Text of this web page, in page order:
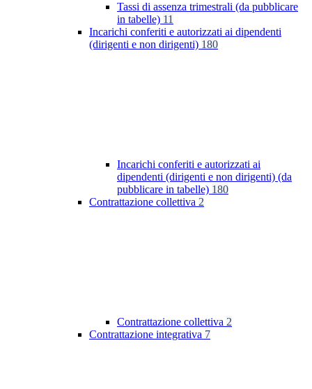
Tassi di assenza trimestrali (da pubblicare
in tabelle) 11
Incarichi conferiti e autorizzati ai dipendenti
(dirigenti e non dirigenti) 180
Incarichi conferiti e autorizzati ai
dipendenti (dirigenti e non dirigenti) (da
pubblicare in tabelle) 180
Contrattazione collettiva 2
Contrattazione collettiva 2
Contrattazione integrativa 7